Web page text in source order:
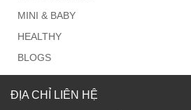
MINI & BABY
HEALTHY
BLOGS
ĐỊA CHỈ LIÊN HỆ